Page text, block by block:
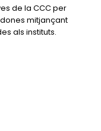
de la CCC per
mitjançant
als instituts.